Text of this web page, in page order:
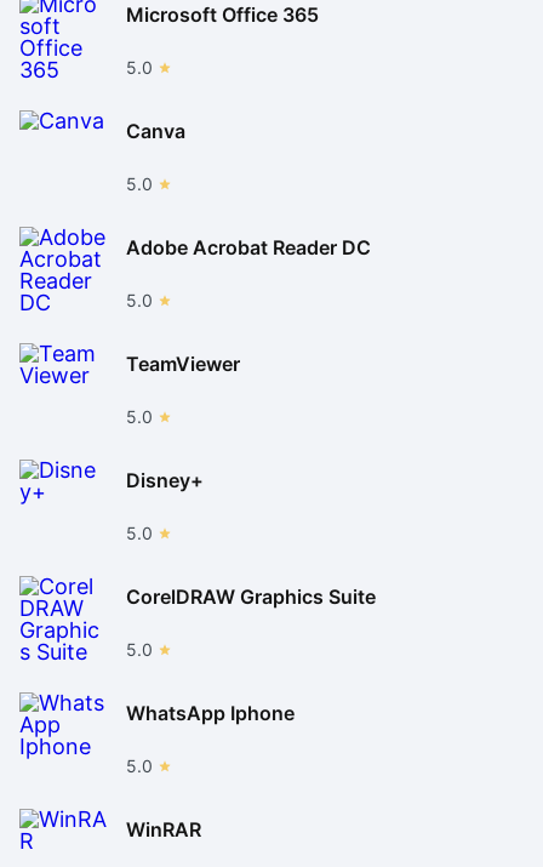
Microsoft Office 365
5.0
Canva
5.0
Adobe Acrobat Reader DC
5.0
TeamViewer
5.0
Disney+
5.0
CorelDRAW Graphics Suite
5.0
WhatsApp Iphone
5.0
WinRAR